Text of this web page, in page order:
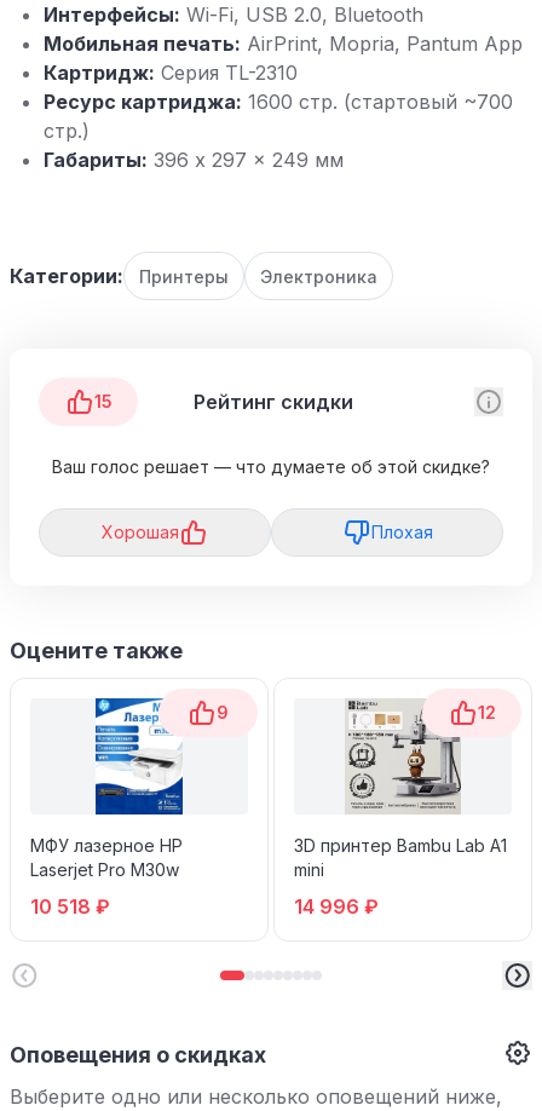
Интерфейсы: Wi-Fi, USB 2.0, Bluetooth
Мобильная печать: AirPrint, Mopria, Pantum App
Картридж: Серия TL-2310
Ресурс картриджа: 1600 стр. (стартовый ~700
стр.)
Габариты: 396 x 297 x 249 мм
Категории: Принтеры Электроника
15 Рейтинг скидки
Ваш голос решает — что думаете об этой скидке?
Хорошая Плохая
Оцените также
9
МФУ лазерное HP
Laserjet Pro M30w
10 518 ₽
12
3D принтер Bambu Lab A1
mini
14 996 ₽
Оповещения о скидках
Выберите одно или несколько оповещений ниже,